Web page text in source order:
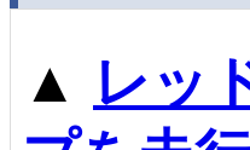
▲ レッ